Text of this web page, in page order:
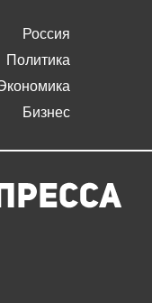
Россия
Политика
Бизнес